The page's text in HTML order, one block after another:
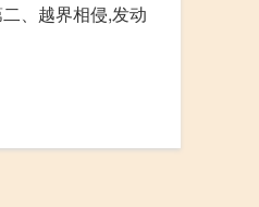
、越界相侵,发动